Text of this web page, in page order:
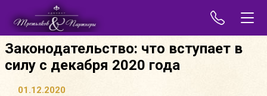
Законодательство: что вступает в
силу с декабря 2020 года
01.12.2020